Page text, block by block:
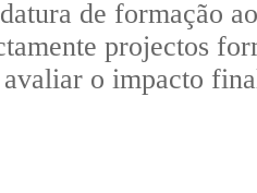
de formação
projectos
o impacto